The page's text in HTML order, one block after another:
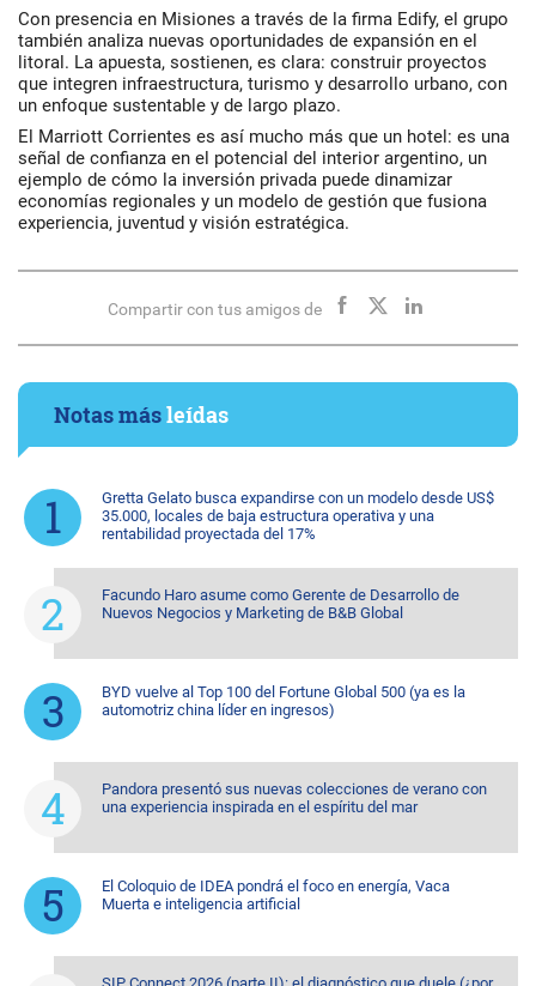
Con presencia en Misiones a través de la firma Edify, el grupo
también analiza nuevas oportunidades de expansión en el
litoral. La apuesta, sostienen, es clara: construir proyectos
que integren infraestructura, turismo y desarrollo urbano, con
un enfoque sustentable y de largo plazo.
El Marriott Corrientes es así mucho más que un hotel: es una
señal de confianza en el potencial del interior argentino, un
ejemplo de cómo la inversión privada puede dinamizar
economías regionales y un modelo de gestión que fusiona
experiencia, juventud y visión estratégica.
Compartir con tus amigos de
Notas másleídas
Gretta Gelato busca expandirse con un modelo desde US$
35.000, locales de baja estructura operativa y una
rentabilidad proyectada del 17%
Facundo Haro asume como Gerente de Desarrollo de
Nuevos Negocios y Marketing de B&B Global
BYD vuelve al Top 100 del Fortune Global 500 (ya es la
automotriz china líder en ingresos)
Pandora presentó sus nuevas colecciones de verano con
una experiencia inspirada en el espíritu del mar
El Coloquio de IDEA pondrá el foco en energía, Vaca
Muerta e inteligencia artificial